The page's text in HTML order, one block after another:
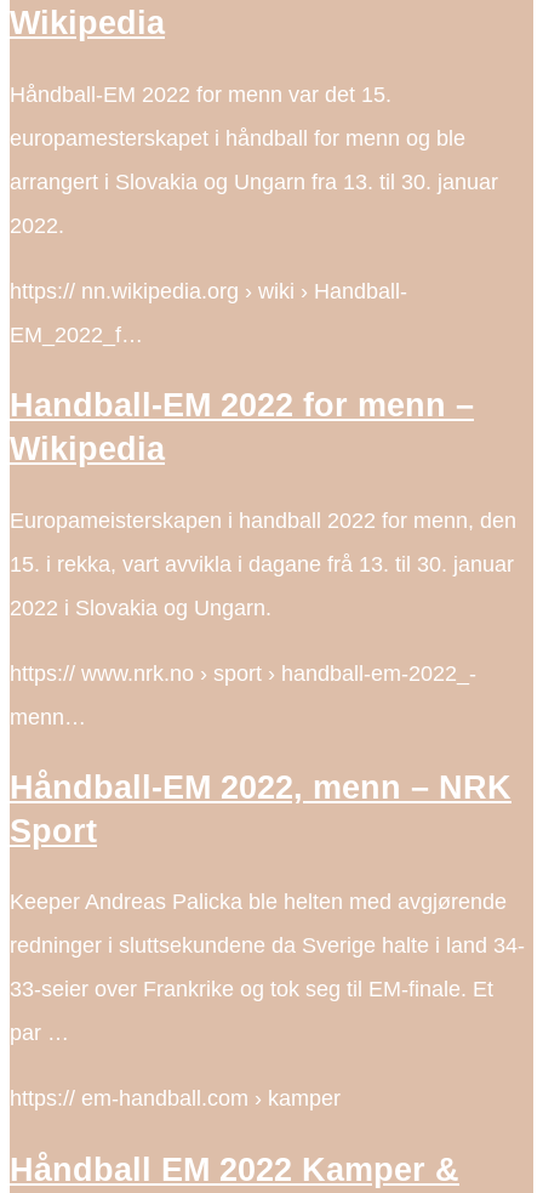
Wikipedia
Håndball-EM 2022 for menn var det 15.
europamesterskapet i håndball for menn og ble
arrangert i Slovakia og Ungarn fra 13. til 30. januar
2022.
https:// nn.wikipedia.org › wiki › Handball-
EM_2022_f…
Handball-EM 2022 for menn –
Wikipedia
Europameisterskapen i handball 2022 for menn, den
15. i rekka, vart avvikla i dagane frå 13. til 30. januar
2022 i Slovakia og Ungarn.
https:// www.nrk.no › sport › handball-em-2022_-
menn…
Håndball-EM 2022, menn – NRK
Sport
Keeper Andreas Palicka ble helten med avgjørende
redninger i sluttsekundene da Sverige halte i land 34-
33-seier over Frankrike og tok seg til EM-finale. Et
par …
https:// em-handball.com › kamper
Håndball EM 2022 Kamper &